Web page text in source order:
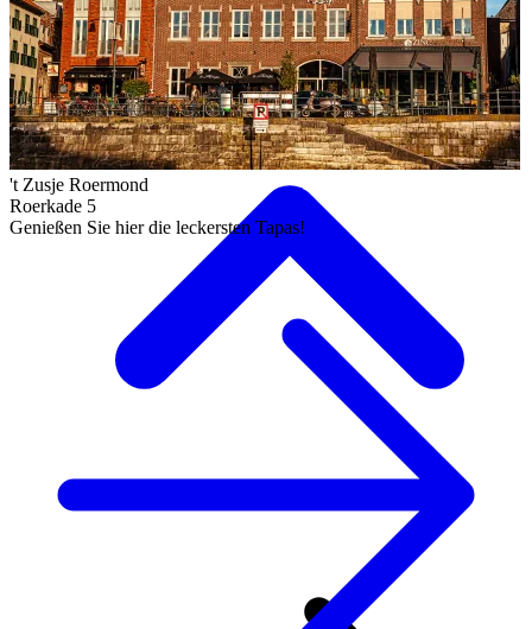
Shopping
't Zusje Roermond
Roerkade 5
Genießen Sie hier die leckersten Tapas!